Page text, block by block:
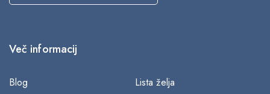
Več informacij
Blog
Lista želja